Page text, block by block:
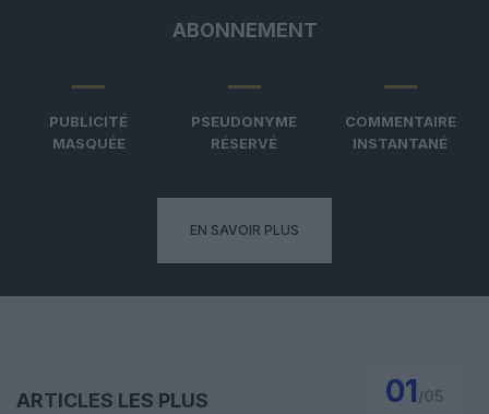
ABONNEMENT
PUBLICITÉ
MASQUÉE
PSEUDONYME
RÉSERVÉ
COMMENTAIRE
INSTANTANÉ
EN SAVOIR PLUS
ARTICLES LES PLUS
01